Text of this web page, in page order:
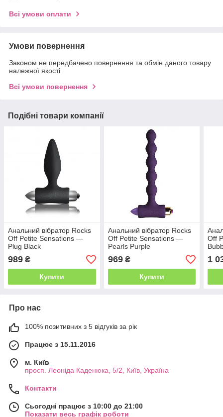
Всі умови оплати
Умови повернення
Законом не передбачено повернення та обмін даного товару
належної якості
Всі умови повернення
Подібні товари компанії
Анальний вібратор Rocks
Off Petite Sensations —
Plug Black
989 ₴
Купити
Анальний вібратор Rocks
Off Petite Sensations —
Pearls Purple
969₴
Купити
Off
1
Про нас
100% позитивних з 5 відгуків за рік
Працює з 15.11.2016
м. Київ
просп. Леоніда Каденюка, 5/2, Київ, Україна
Контакти
Сьогодні працює з 10:00 до 21:00
Показати весь графік роботи